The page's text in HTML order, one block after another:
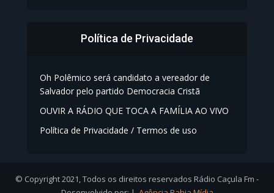
Política de Privacidade
Oh Polêmico será candidato a vereador de
Salvador pelo partido Democracia Cristã
OUVIR A RÁDIO QUE TOCA A FAMÍLIA AO VIVO
Política de Privacidade / Termos de uso
© Copyright 2021, Todos os direitos reservados Rádio Caçula Fm -